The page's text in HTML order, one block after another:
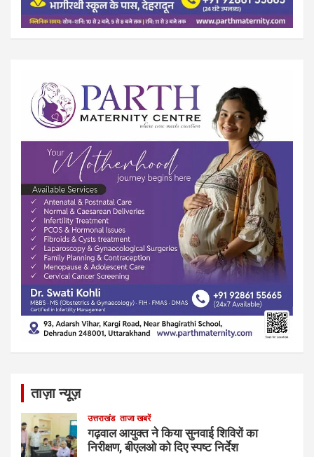
ताज़ा न्यूज़
उत्तराखंड ताजा खबरें
गढ़वाल आयुक्त ने किया सुनवाई शिविरों का
निरीक्षण, बीएलओ को दिए स्पष्ट निर्देश